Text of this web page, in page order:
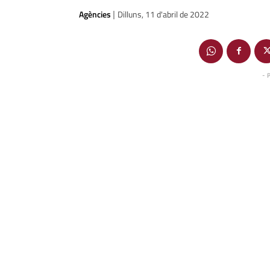
Agències | Dilluns, 11 d'abril de 2022
-